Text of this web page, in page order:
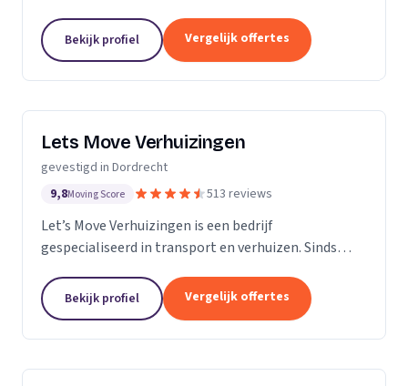
Bekijk profiel Vergelijk offertes
Lets Move Verhuizingen
gevestigd in Dordrecht
9,8Moving Score 513 reviews
Let’s Move Verhuizingen is een bedrijf
gespecialiseerd in transport en verhuizen. Sinds
van de KvK. Door de toename van opdrachtgevers
hebben wij...
Bekijk profiel Vergelijk offertes